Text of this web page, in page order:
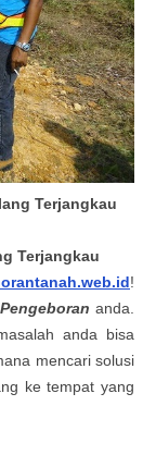
Terjangkau
Terjangkau
!
anda.
anda bisa
mencari solusi
ke tempat yang